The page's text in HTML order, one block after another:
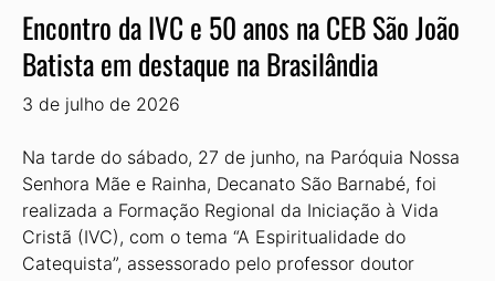
Encontro da IVC e 50 anos na CEB São João
Batista em destaque na Brasilândia
3 de julho de 2026
Na tarde do sábado, 27 de junho, na Paróquia Nossa
Senhora Mãe e Rainha, Decanato São Barnabé, foi
realizada a Formação Regional da Iniciação à Vida
Cristã (IVC), com o tema “A Espiritualidade do
Catequista”, assessorado pelo professor doutor